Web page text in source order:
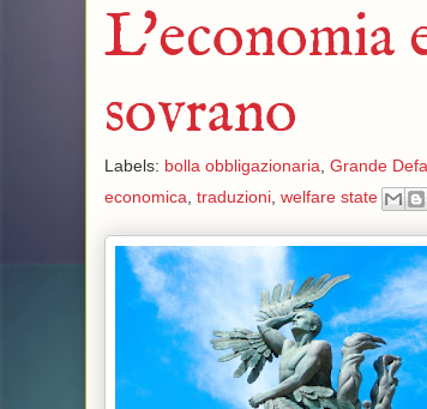
L'economia
sovrano
Labels: bolla obbligazionaria Grande
economica, traduzioni, welfare state